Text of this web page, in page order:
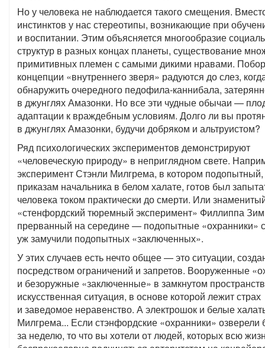
Но у человека не наблюдается такого смещения.
инстинктов у нас стереотипы, возникающие при
и воспитании. Этим объясняется многообразие
структур в разных концах планеты, существование
примитивных племен с самыми дикими нравами.
концепции «внутреннего зверя» радуются до слез,
обнаружить очередного педофила-каннибала,
в джунглях Амазонки. Но все эти чудные обычаи —
адаптации к враждебным условиям. Долго ли вы
в джунглях Амазонки, будучи добряком и альтруистом?
Ряд психологических экспериментов демонстрируют
«человеческую природу» в неприглядном свете.
эксперимент Стэнли Милгрема, в котором
приказам начальника в белом халате, готов был
человека током практически до смерти. Или
«стенфордский тюремный эксперимент» Филлиппа
прерванный на середине — подопытные «охранники»
уж замучили подопытных «заключенных».
У этих случаев есть нечто общее — это ситуации,
посредством ограничений и запретов. Вооруженные
и безоружные «заключенные» в замкнутом
искусственная ситуация, в основе которой лежит страх
и заведомое неравенство. А электрошок и белые
Милгрема... Если стэнфордские «охранники» озверели
за неделю, то что вы хотели от людей, которых всю